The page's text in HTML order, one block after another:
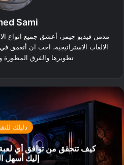
Sami
مدمن فيديو جيمز، أعشق جميع انواع
الالعاب الاستراتيجية، احب ان أتعمق
تطويرها والفرق المطورة
دليلك
كيف تتحقق من توافق أي
إليك أسهل